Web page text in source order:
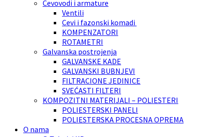
Cevovodi i armature
Ventili
Cevi i fazonski komadi
KOMPENZATORI
ROTAMETRI
Galvanska postrojenja
GALVANSKE KADE
GALVANSKI BUBNJEVI
FILTRACIONE JEDINICE
SVEĆASTI FILTERI
KOMPOZITNI MATERIJALI – POLIESTERI
POLIESTERSKI PANELI
POLIESTERSKA PROCESNA OPREMA
O nama